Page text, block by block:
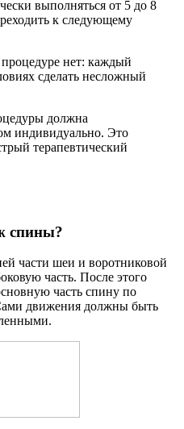
выполняться от 5 до 8
к следующему
нет: каждый
сделать несложный
должна
индивидуально. Это
терапевтический
спины?
части шеи и воротниковой
часть. После этого
часть спину по
движения должны быть